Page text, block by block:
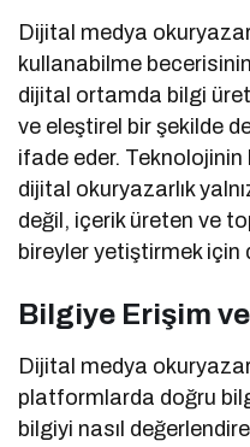
Dijital medya
kullanabilme
dijital ortamda bilgi
ve eleştirel bir şekilde
ifade eder. Teknolojinin
dijital okuryazarlık
değil, içerik üreten ve
bireyler yetiştirmek için
Bilgiye Erişim
Dijital medya
platformlarda doğru
bilgiyi nasıl